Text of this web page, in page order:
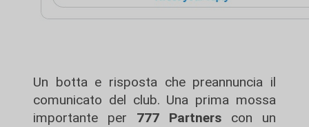
Un botta e risposta che preannuncia il
comunicato del club. Una prima mossa
importante per 777 Partners con un